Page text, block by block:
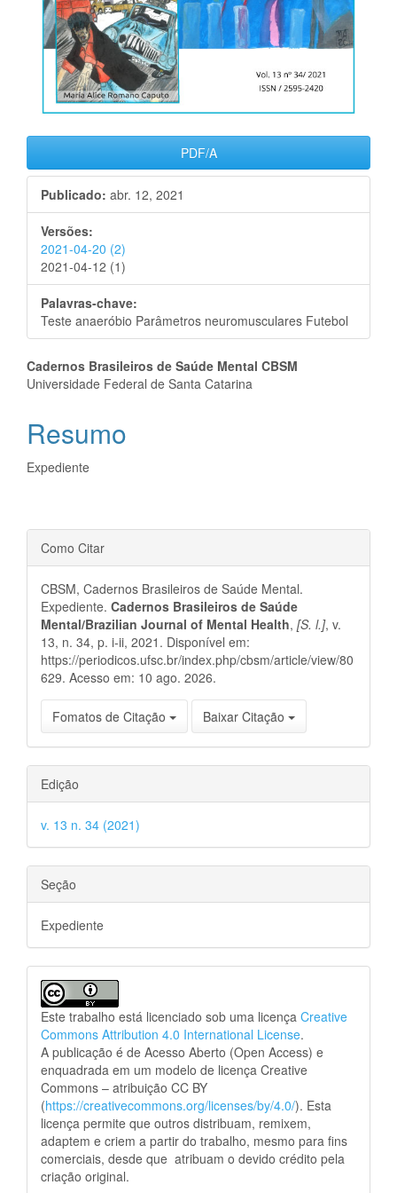
PDF/A
Publicado: abr. 12, 2021
Versões:
2021-04-20 (2)
2021-04-12 (1)
Palavras-chave:
Teste anaeróbio Parâmetros neuromusculares Futebol
Conteúdo
artigo
principal
Cadernos Brasileiros de Saúde Mental CBSM
Universidade Federal de Santa Catarina
Resumo
Expediente
Detalhes
do
artigo
Como Citar
CBSM, Cadernos Brasileiros de Saúde Mental.
Expediente. Cadernos Brasileiros de Saúde
Mental/Brazilian Journal of Mental Health, [S. l.], v.
13, n. 34, p. i-ii, 2021. Disponível em:
https://periodicos.ufsc.br/index.php/cbsm/article/view/80
629. Acesso em: 10 ago. 2026.
Fomatos de Citação Baixar Citação
Edição
v. 13 n. 34 (2021)
Seção
Expediente
Este trabalho está licenciado sob uma licença Creative
Commons Attribution 4.0 International License.
A publicação é de Acesso Aberto (Open Access) e
enquadrada em um modelo de licença Creative
Commons – atribuição CC BY
(https://creativecommons.org/licenses/by/4.0/). Esta
licença permite que outros distribuam, remixem,
adaptem e criem a partir do trabalho, mesmo para fins
comerciais, desde que atribuam o devido crédito pela
criação original.